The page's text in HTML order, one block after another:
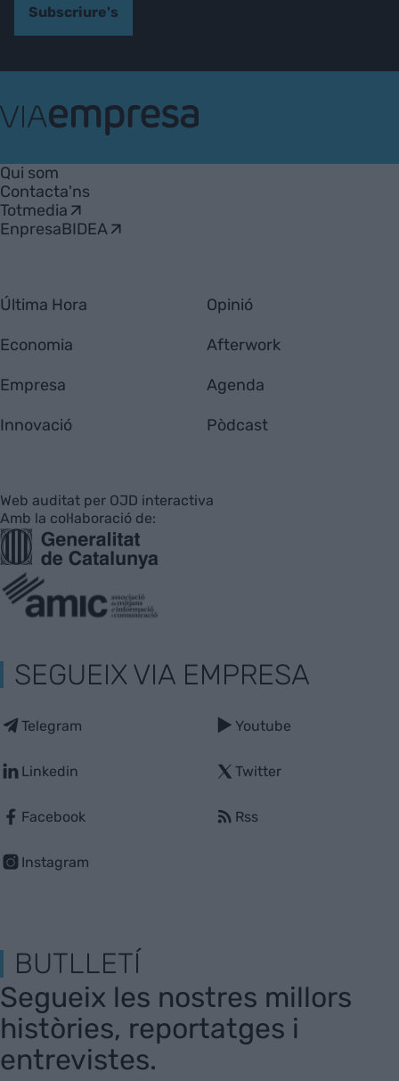
Subscriure's
Empresa
Qui som
Contacta'ns
Totmedia
EnpresaBIDEA
Última Hora
Economia
Empresa
Innovació
Opinió
Afterwork
Agenda
Pòdcast
Web auditat per OJD interactiva
Amb la col·laboració de:
SEGUEIX VIA EMPRESA
Telegram
Linkedin
Facebook
Instagram
Youtube
Twitter
Rss
BUTLLETÍ
Segueix les nostres millors
històries, reportatges i
entrevistes.